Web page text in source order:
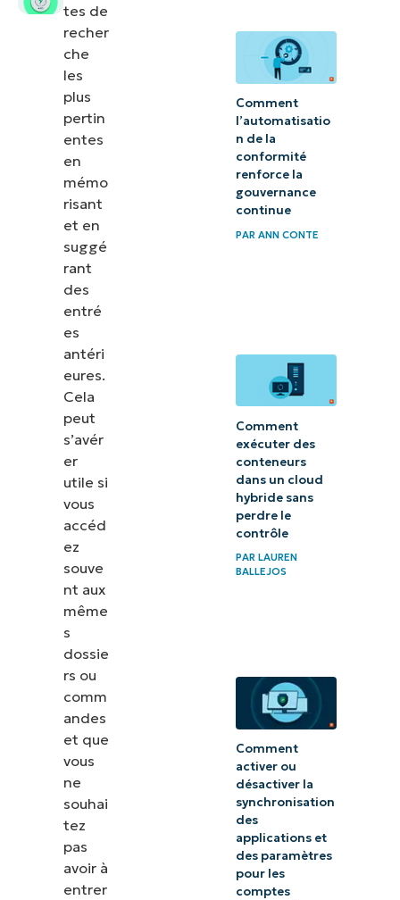
tes de
recher
che
les
plus
pertin
entes
en
mémo
risant
et en
suggé
rant
des
entré
es
antéri
eures.
Cela
peut
s’avér
er
utile si
vous
accéd
ez
souve
nt aux
même
s
dossie
rs ou
comm
andes
et que
vous
ne
souhai
tez
pas
avoir à
entrer
Comment
l’automatisatio
n de la
conformité
renforce la
gouvernance
continue
PAR ANN CONTE
Comment
exécuter des
conteneurs
dans un cloud
hybride sans
perdre le
contrôle
PAR LAUREN
BALLEJOS
Comment
activer ou
désactiver la
synchronisation
des
applications et
des paramètres
pour les
comptes